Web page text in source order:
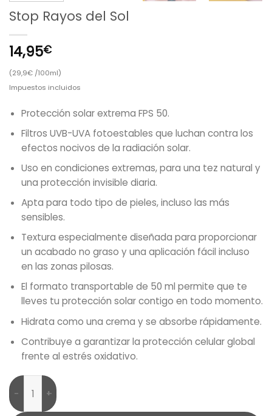
Stop Rayos del Sol
14,95€
(29,9€ /100ml)
Impuestos incluidos
Protección solar extrema FPS 50.
Filtros UVB-UVA fotoestables que luchan contra los
efectos nocivos de la radiación solar.
Uso en condiciones extremas, para una tez natural y
una protección invisible diaria.
Apta para todo tipo de pieles, incluso las más
sensibles.
Textura especialmente diseñada para proporcionar
un acabado no graso y una aplicación fácil incluso
en las zonas pilosas.
El formato transportable de 50 ml permite que te
lleves tu protección solar contigo en todo momento.
Hidrata como una crema y se absorbe rápidamente.
Contribuye a garantizar la protección celular global
frente al estrés oxidativo.
Stop Rayos del Sol cantidad